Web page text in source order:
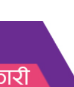
हलमा छैन